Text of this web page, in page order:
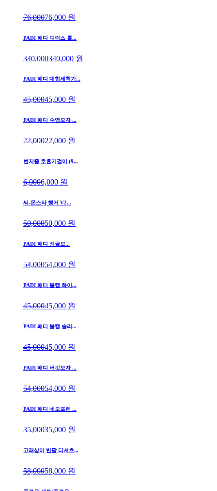
76,00076,000 원
PADI 패디 디럭스 롤...
340,000340,000 원
PADI 패디 대형세척가...
45,00045,000 원
PADI 패디 수영모자 ...
22,00022,000 원
번지줄 호흡기걸이 (9...
6,0006,000 원
씨-몬스타 행거 V2...
50,00050,000 원
PADI 패디 정글모...
54,00054,000 원
PADI 패디 볼캡 화이...
45,00045,000 원
PADI 패디 볼캡 솔리...
45,00045,000 원
PADI 패디 버킷모자 ...
54,00054,000 원
PADI 패디 네오프렌 ...
35,00035,000 원
고래상어 반팔 티셔츠...
58,00058,000 원